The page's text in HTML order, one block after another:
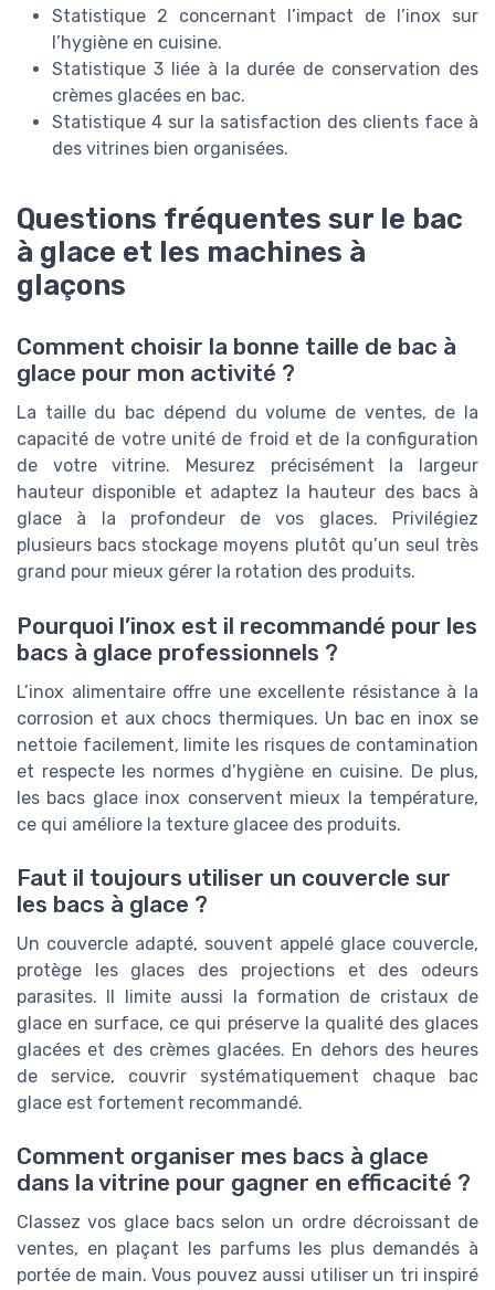
Statistique 2 concernant l’impact de l’inox sur
l’hygiène en cuisine.
Statistique 3 liée à la durée de conservation des
crèmes glacées en bac.
Statistique 4 sur la satisfaction des clients face à
des vitrines bien organisées.
Questions fréquentes sur le bac
à glace et les machines à
glaçons
Comment choisir la bonne taille de bac à
glace pour mon activité ?
La taille du bac dépend du volume de ventes, de la
capacité de votre unité de froid et de la configuration
de votre vitrine. Mesurez précisément la largeur
hauteur disponible et adaptez la hauteur des bacs à
glace à la profondeur de vos glaces. Privilégiez
plusieurs bacs stockage moyens plutôt qu’un seul très
grand pour mieux gérer la rotation des produits.
Pourquoi l’inox est il recommandé pour les
bacs à glace professionnels ?
L’inox alimentaire offre une excellente résistance à la
corrosion et aux chocs thermiques. Un bac en inox se
nettoie facilement, limite les risques de contamination
et respecte les normes d’hygiène en cuisine. De plus,
les bacs glace inox conservent mieux la température,
ce qui améliore la texture glacee des produits.
Faut il toujours utiliser un couvercle sur
les bacs à glace ?
Un couvercle adapté, souvent appelé glace couvercle,
protège les glaces des projections et des odeurs
parasites. Il limite aussi la formation de cristaux de
glace en surface, ce qui préserve la qualité des glaces
glacées et des crèmes glacées. En dehors des heures
de service, couvrir systématiquement chaque bac
glace est fortement recommandé.
Comment organiser mes bacs à glace
dans la vitrine pour gagner en efficacité ?
Classez vos glace bacs selon un ordre décroissant de
ventes, en plaçant les parfums les plus demandés à
portée de main. Vous pouvez aussi utiliser un tri inspiré